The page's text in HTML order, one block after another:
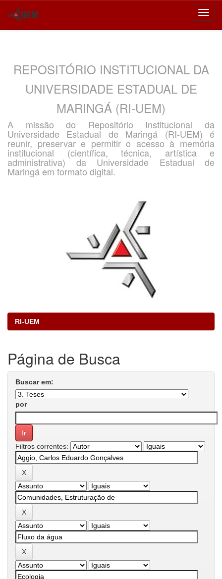
REPOSITÓRIO INSTITUCIONAL DA
UNIVERSIDADE ESTADUAL DE
MARINGÁ (RI-UEM)
A missão do Repositório Institucional da
Universidade Estadual de Maringá (RI-UEM) é
reunir, preservar e permitir o acesso à memória
institucional (científica, técnica, artística e
administrativa) da Universidade Estadual de
Maringá em formato digital.
RI-UEM
Página de Busca
Buscar em:
por
Filtros correntes: